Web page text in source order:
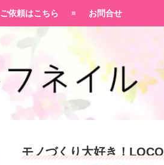
ご依頼はこちら お問合せ
モノづくり大好き！LOCO